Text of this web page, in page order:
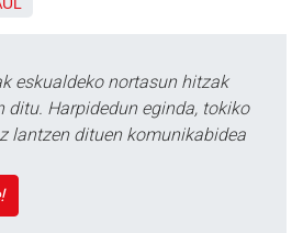
eskualdeko nortasun hitzak
ditu. Harpidedun eginda, tokiko
lantzen dituen komunikabidea